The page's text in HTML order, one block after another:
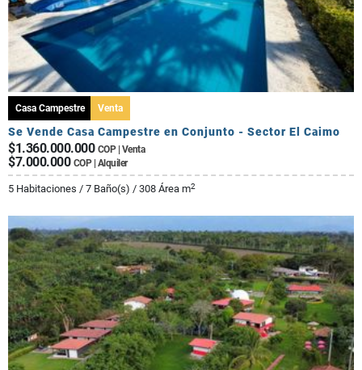
Casa Campestre Venta
Se Vende Casa Campestre en Conjunto - Sector El Caimo
$1.360.000.000 COP | Venta
$7.000.000 COP | Alquiler
5 Habitaciones / 7 Baño(s) / 308 Área m2